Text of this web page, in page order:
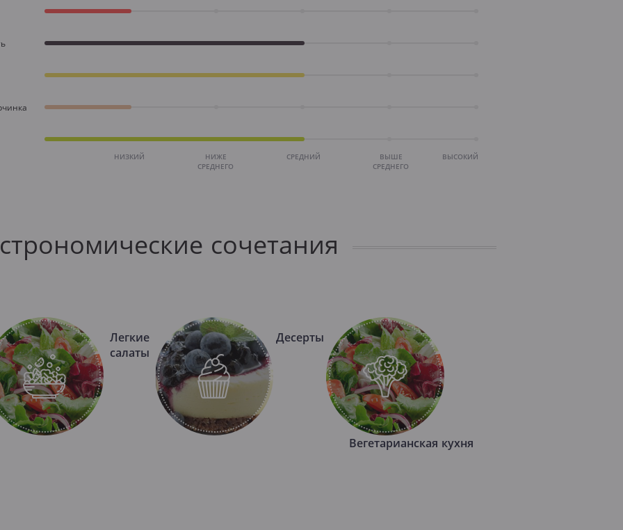
НИЗКИЙ
НИЖЕ
СРЕДНЕГО
СРЕДНИЙ
ВЫШЕ
СРЕДНЕГО
ВЫСОКИЙ
сочетания
Легкие
салаты
Десерты
Вегетарианская кухня